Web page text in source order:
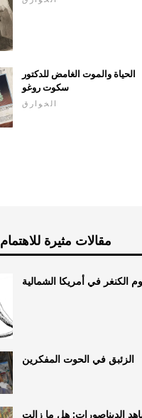
الحياة والموت الغامض للدكتور
سكوت روغو
الخوارق
مقالات مثيرة للاهتمام
الكنغر في أمريكا الشمالية
الزئبق في الحوت المفكرين
الديناصورات: هل ما زالت